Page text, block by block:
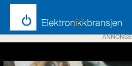
Emne:
ANNONSE